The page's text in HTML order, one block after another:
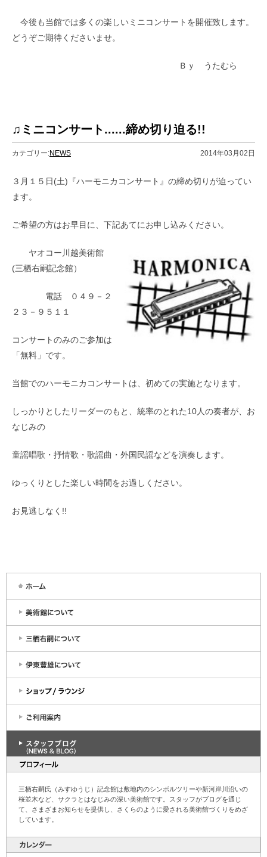
三栖右嗣氏（みすゆうじ）記念館は敷地内のシンボルツリーや新河岸川沿いの
桜並木など、サクラとはなじみの深い美術館です。スタッフがブログを通じ
て、さまざまお知らせを提供し、さくらのように愛される美術館づくりをめざ
しています。
今後も当館では多くの楽しいミニコンサートを開催致します。
どうぞご期待くださいませ。
Ｂｙ うたむら
♫ミニコンサート......締め切り迫る!!
カテゴリー:NEWS 2014年03月02日
３月１５日(土)『ハーモニカコンサート』の締め切りが迫ってい
ます。
ご希望の方はお早目に、下記あてにお申し込みください。
ヤオコー川越美術館
(三栖右嗣記念館）
電話 ０４９－２
２３－９５１１
コンサートのみのご参加は
「無料」です。
当館でのハーモニカコンサートは、初めての実施となります。
しっかりとしたリーダーのもと、統率のとれた10人の奏者が、お
なじみの
童謡唱歌・抒情歌・歌謡曲・外国民謡などを演奏します。
ゆっくりとした楽しい時間をお過しください。
お見逃しなく!!